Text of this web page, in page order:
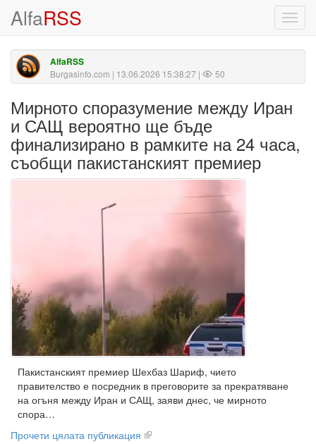
AlfaRSS
AlfaRSS
Burgasinfo.com | 13.06.2026 15:38:27 | 50
Мирното споразумение между Иран
и САЩ вероятно ще бъде
финализирано в рамките на 24 часа,
съобщи пакистанският премиер
Пакистанският премиер Шехбаз Шариф, чието
правителство е посредник в преговорите за прекратяване
на огъня между Иран и САЩ, заяви днес, че мирното
спора…
Прочети цялата публикация